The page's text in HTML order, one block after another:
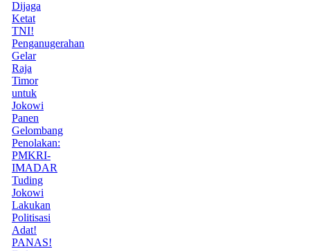
Dijaga
Ketat
TNI!
Penganugerahan
Gelar
Raja
Timor
untuk
Jokowi
Panen
Gelombang
Penolakan:
PMKRI-
IMADAR
Tuding
Jokowi
Lakukan
Politisasi
Adat!
PANAS!